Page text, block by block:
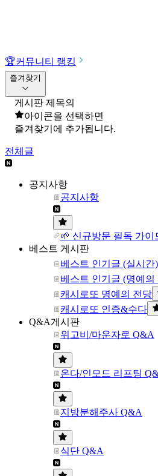
🏆커뮤니티 랭킹
즐겨찾기
게시판 제목의
아이콘을 선택하면
즐겨찾기에 추가됩니다.
전체글
공지사항
공지사항
🌱 신규방문 필독 가이
베스트 게시판
베스트 인기글 (실시간)
베스트 인기글 (명예의
캐시로또 명예의 전당
캐시로또 인증&수다
Q&A게시판
위고비/마운자로 Q&A
온다/인모드 리프팅
지방분해주사 Q&A
식단 Q&A